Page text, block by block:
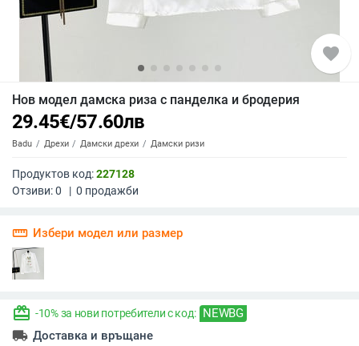
favorite
Нов модел дамска риза с панделка и бродерия
29.45€/57.60лв
Badu Дрехи Дамски дрехи Дамски ризи
Продуктов код:227128
Отзиви:0 | 0 продажби
straighten Избери модел или размер
redeem -10% за нови потребители с код: NEWBG
local_shipping Доставка и връщане